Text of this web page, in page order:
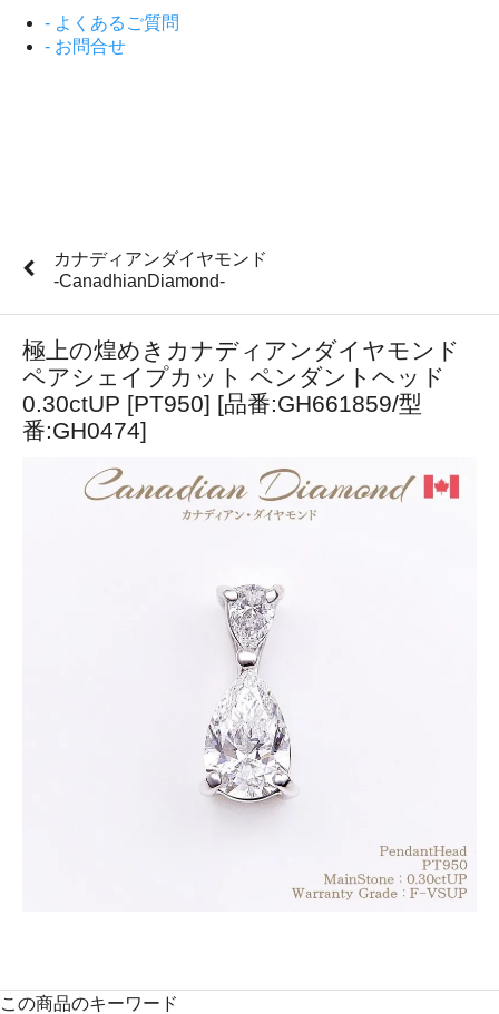
- よくあるご質問
- お問合せ
カナディアンダイヤモンド
-CanadhianDiamond-
極上の煌めきカナディアンダイヤモンド
ペアシェイプカット ペンダントヘッド
0.30ctUP [PT950] [品番:GH661859/型
番:GH0474]
この商品のキーワード